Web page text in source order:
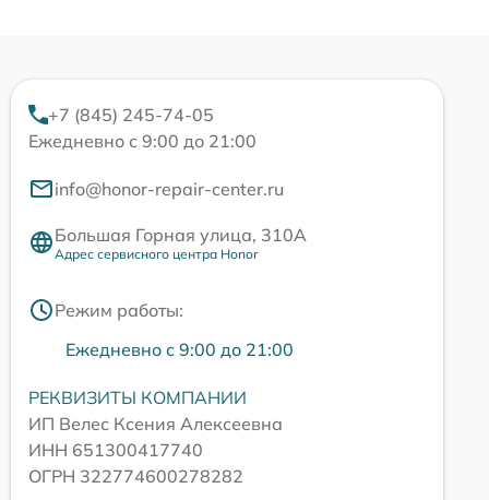
+7 (845) 245-74-05
Ежедневно с 9:00 до 21:00
info@honor-repair-center.ru
Большая Горная улица, 310А
Адрес сервисного центра Honor
Режим работы:
Ежедневно с 9:00 до 21:00
РЕКВИЗИТЫ КОМПАНИИ
ИП Велес Ксения Алексеевна
ИНН 651300417740
ОГРН 322774600278282